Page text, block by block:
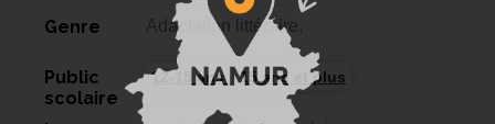
Genre Adaptation littéraire,
Public
scolaire
12-15 ans 15 ans et plus